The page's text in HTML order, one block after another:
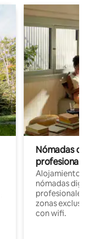
Nómadas
Alojamientos
nómadas
profesionales
zonas
con wifi.